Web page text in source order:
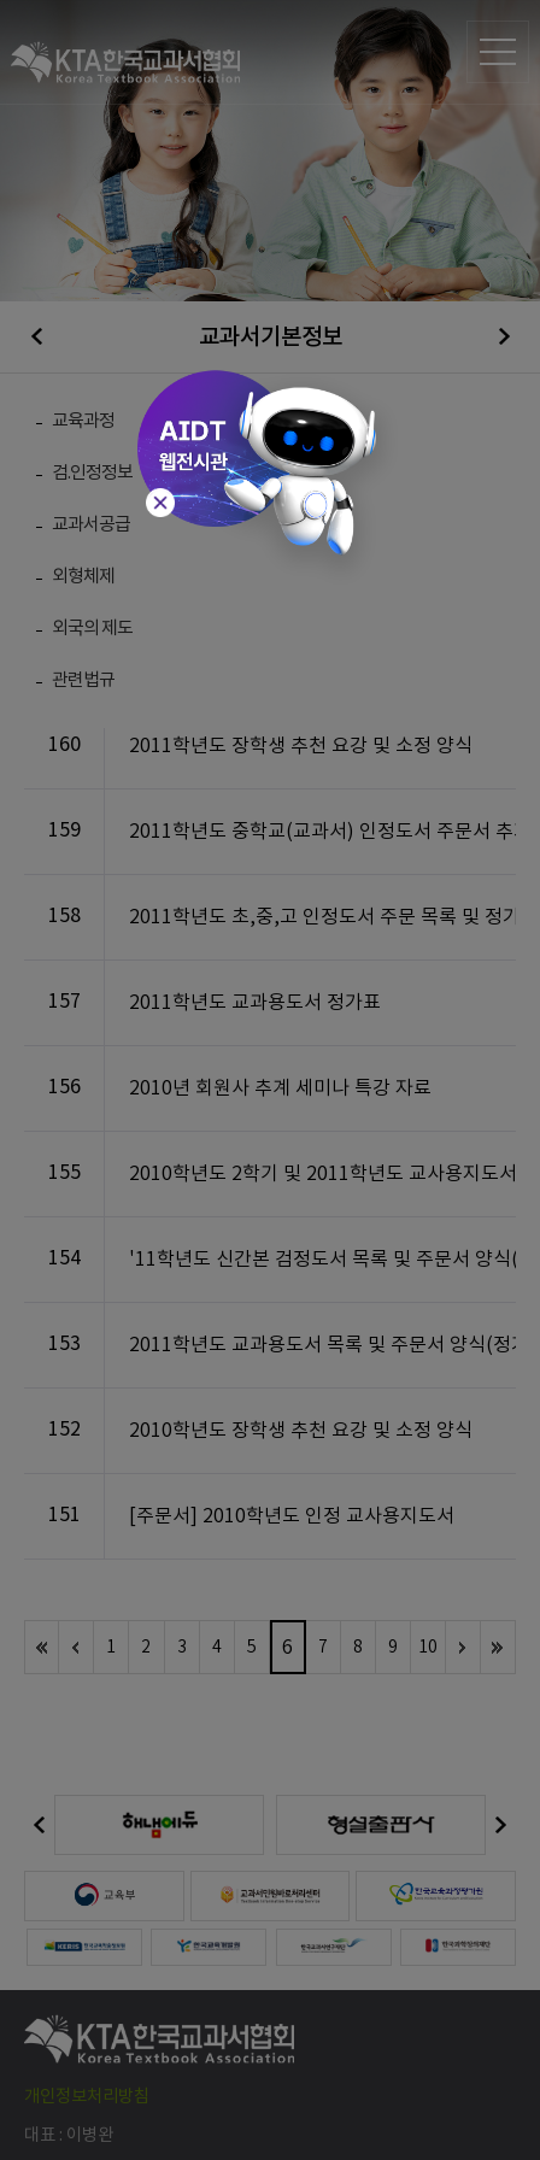
교과서기본정보
교육과정
검.인정정보
교과서공급
외형체제
외국의 제도
관련법규
일반자료실
총 게시물 :210
160 2011학년도 장학생 추천 요강 및 소정 양식
159 2011학년도 중학교(교과서) 인정도서 주문서 추가
158 2011학년도 초,중,고 인정도서 주문 목록 및 정가(
157 2011학년도 교과용도서 정가표
156 2010년 회원사 추계 세미나 특강 자료
155 2010학년도 2학기 및 2011학년도 교사용지도서
154 '11학년도 신간본 검정도서 목록 및 주문서 양식(
153 2011학년도 교과용도서 목록 및 주문서 양식(정가)
152 2010학년도 장학생 추천 요강 및 소정 양식
151 [주문서] 2010학년도 인정 교사용지도서
1 2 3 4 5 6 7 8 9 10
개인정보처리방침
대표 : 이병완